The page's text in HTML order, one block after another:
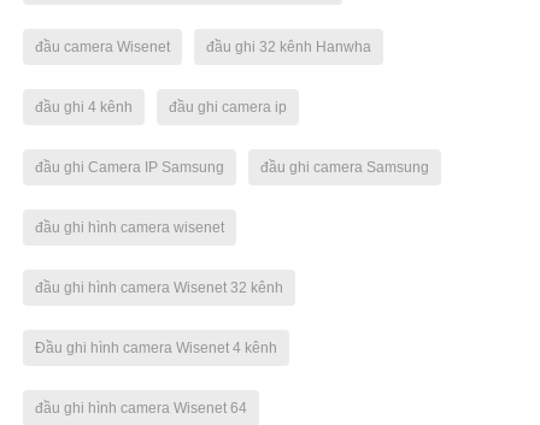
đầu camera Wisenet đầu ghi 32 kênh Hanwha
đầu ghi 4 kênh đầu ghi camera ip
đầu ghi Camera IP Samsung đầu ghi camera Samsung
đầu ghi hình camera wisenet
đầu ghi hình camera Wisenet 32 kênh
Đầu ghi hình camera Wisenet 4 kênh
đầu ghi hình camera Wisenet 64